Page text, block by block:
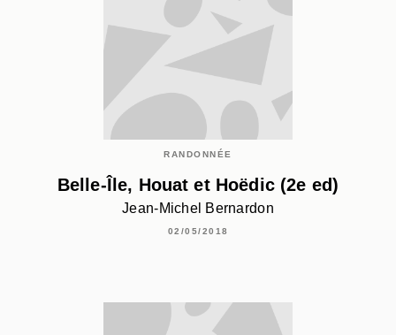
RANDONNÉE
Belle-Île, Houat et Hoëdic (2e ed)
Jean-Michel Bernardon
02/05/2018